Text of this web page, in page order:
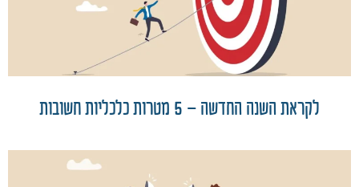
לקראת השנה החדשה – 5 מטרות כלכליות חשובות